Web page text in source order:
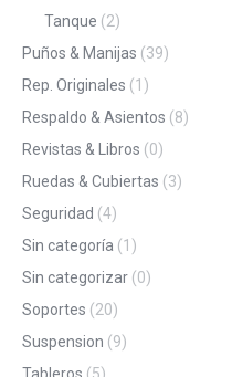
Tanque (2)
Puños & Manijas (39)
Rep. Originales (1)
Respaldo & Asientos (8)
Revistas & Libros (0)
Ruedas & Cubiertas (3)
Seguridad (4)
Sin categoría (1)
Sin categorizar (0)
Soportes (20)
Suspension (9)